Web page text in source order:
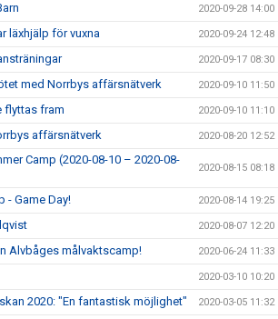
2020-09-28 14:00
läxhjälp för vuxna 2020-09-24 12:48
2020-09-17 08:30
med Norrbys affärsnätverk 2020-09-10 11:50
flyttas fram 2020-09-10 11:10
affärsnätverk 2020-08-20 12:52
Camp (2020-08-10 – 2020-08-
2020-08-15 08:18
- Game Day! 2020-08-14 19:25
2020-08-07 12:20
Alvbåges målvaktscamp! 2020-06-24 11:33
2020-03-10 10:20
2020: "En fantastisk möjlighet" 2020-03-05 11:32